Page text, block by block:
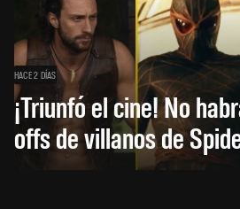
HACE 2 DÍAS
¡Triunfó el cine! No
offs de villanos de